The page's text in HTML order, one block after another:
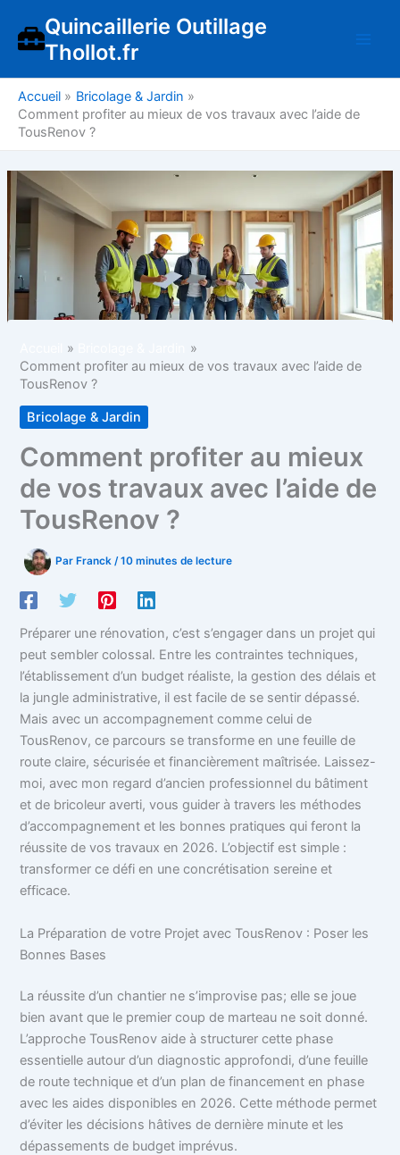
contenu
Quincaillerie Outillage
Thollot.fr
Accueil
Bricolage & Jardin
Comment profiter au mieux de vos travaux avec l’aide de
TousRenov ?
Comment profiter au mieux de vos travaux avec l’aide de
TousRenov ?
Bricolage & Jardin
Comment profiter au mieux
de vos travaux avec l’aide de
TousRenov ?
Par Franck/10 minutes de lecture
Préparer une rénovation, c’est s’engager dans un projet qui
peut sembler colossal. Entre les contraintes techniques,
l’établissement d’un budget réaliste, la gestion des délais et
la jungle administrative, il est facile de se sentir dépassé.
Mais avec un accompagnement comme celui de
TousRenov, ce parcours se transforme en une feuille de
route claire, sécurisée et financièrement maîtrisée. Laissez-
moi, avec mon regard d’ancien professionnel du bâtiment
et de bricoleur averti, vous guider à travers les méthodes
d’accompagnement et les bonnes pratiques qui feront la
réussite de vos travaux en 2026. L’objectif est simple :
transformer ce défi en une concrétisation sereine et
efficace.
La Préparation de votre Projet avec TousRenov : Poser les
Bonnes Bases
La réussite d’un chantier ne s’improvise pas; elle se joue
bien avant que le premier coup de marteau ne soit donné.
L’approche TousRenov aide à structurer cette phase
essentielle autour d’un diagnostic approfondi, d’une feuille
de route technique et d’un plan de financement en phase
avec les aides disponibles en 2026. Cette méthode permet
d’éviter les décisions hâtives de dernière minute et les
dépassements de budget imprévus.